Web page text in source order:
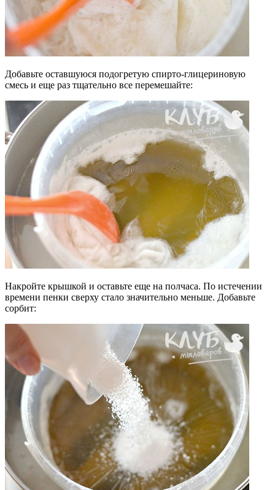
Добавьте оставшуюся подогретую спирто-глицериновую
смесь и еще раз тщательно все перемешайте:
Накройте крышкой и оставьте еще на полчаса. По истечении
времени пенки сверху стало значительно меньше. Добавьте
сорбит: